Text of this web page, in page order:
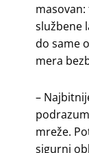
službene
do same
mera
–
mreže.
sigurni